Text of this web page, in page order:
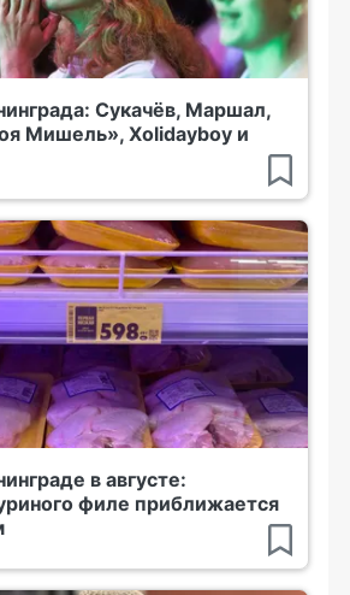
Сукачёв, Маршал,
Мишель», Xolidayboy и
в августе:
филе приближается